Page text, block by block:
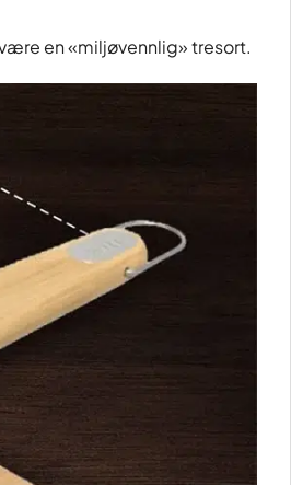
en «miljøvennlig» tresort.